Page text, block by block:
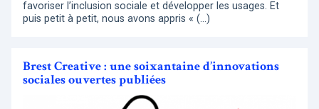
favoriser l’inclusion sociale et développer les usages. Et
puis petit à petit, nous avons appris « (…)
Brest Creative : une soixantaine d’innovations
sociales ouvertes publiées